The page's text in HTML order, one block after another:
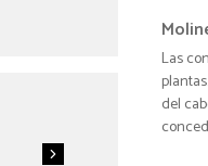
Las
del